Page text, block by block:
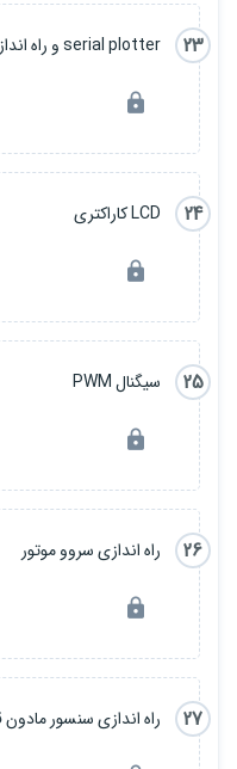
23 serial plotter و راه اندازی سنسور DHT
24 LCD کاراکتری
25 سیگنال PWM
26 راه اندازی سروو موتور
27 راه اندازی سنسور مادون